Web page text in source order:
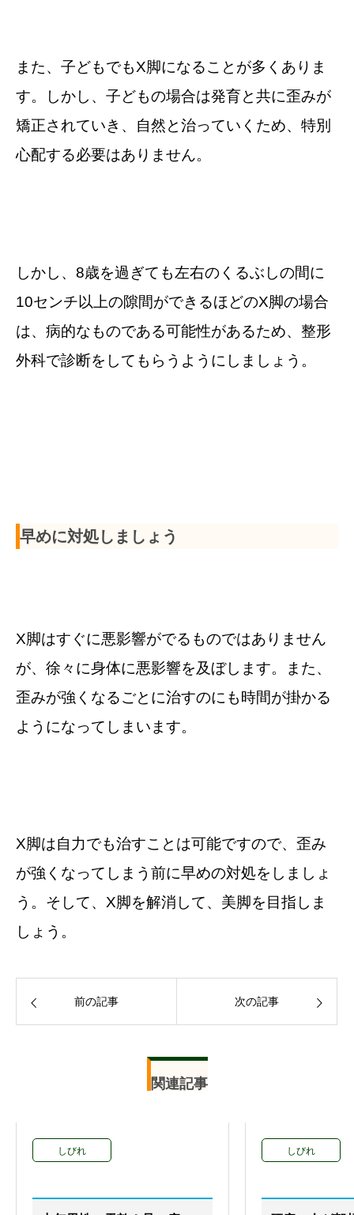
また、子どもでもX脚になることが多くありま
す。しかし、子どもの場合は発育と共に歪みが
矯正されていき、自然と治っていくため、特別
心配する必要はありません。
しかし、8歳を過ぎても左右のくるぶしの間に
10センチ以上の隙間ができるほどのX脚の場合
は、病的なものである可能性があるため、整形
外科で診断をしてもらうようにしましょう。
早めに対処しましょう
X脚はすぐに悪影響がでるものではありません
が、徐々に身体に悪影響を及ぼします。また、
歪みが強くなるごとに治すのにも時間が掛かる
ようになってしまいます。
X脚は自力でも治すことは可能ですので、歪み
が強くなってしまう前に早めの対処をしましょ
う。そして、X脚を解消して、美脚を目指しま
しょう。
前の記事 次の記事
関連記事
しびれ しびれ